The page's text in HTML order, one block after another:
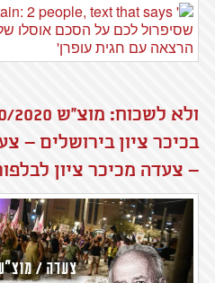
– צעדה מכיכר ציון